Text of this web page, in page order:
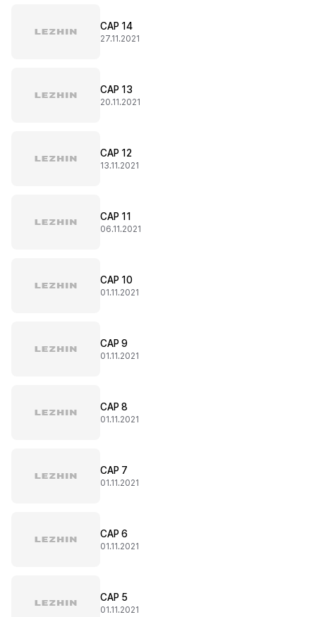
CAP 14
27.11.2021
CAP 13
20.11.2021
CAP 12
13.11.2021
CAP 11
06.11.2021
CAP 10
01.11.2021
CAP 9
01.11.2021
CAP 8
01.11.2021
CAP 7
01.11.2021
CAP 6
01.11.2021
CAP 5
01.11.2021